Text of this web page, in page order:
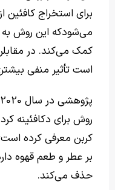
برای استخراج کافئین
می‌شودکه این روش
کمک می‌کند. در
است تأثیر منفی
روش برای دکافئینه
کربن معرفی کرده است؛
بر عطر و طعم قهوه
حذف می‌کند.